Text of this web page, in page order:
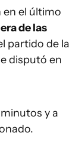
en el último
de las
partido de la
disputó en
y a